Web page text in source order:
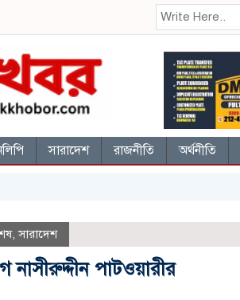
সারাদেশ রাজনীতি অর্থনীতি
,সারাদেশ
পাটওয়ারীর